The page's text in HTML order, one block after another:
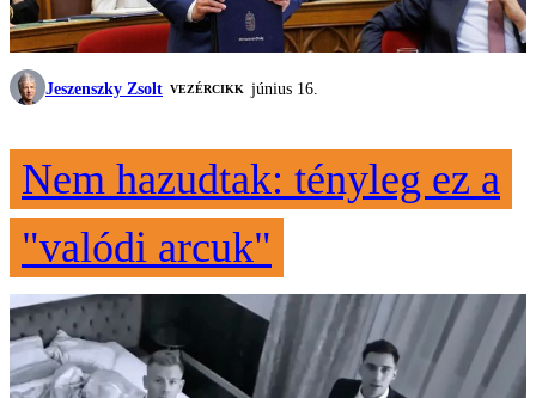
Jeszenszky Zsolt VEZÉRCIKK június 16.
Nem hazudtak: tényleg ez a
"valódi arcuk"